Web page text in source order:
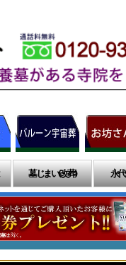
墓じまい(改葬) 永